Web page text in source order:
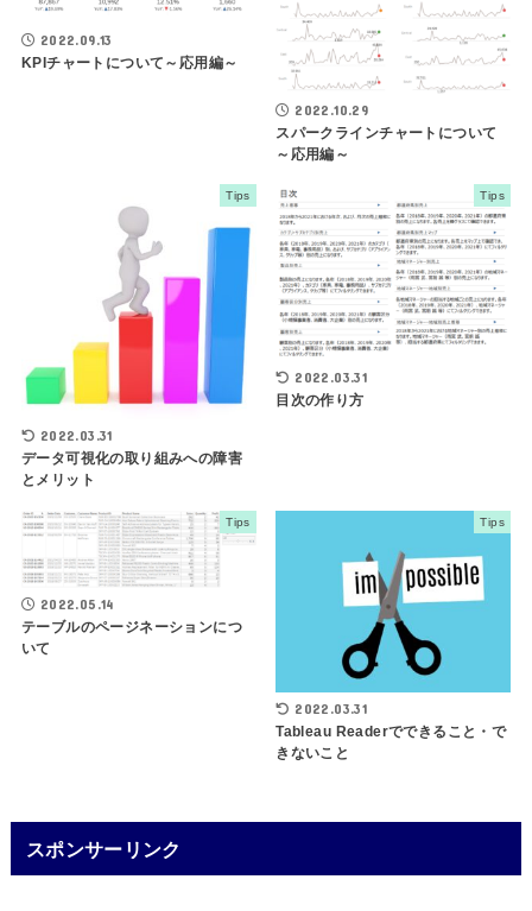
2022.09.13
KPIチャートについて～応用編～
2022.10.29
スパークラインチャートについて
～応用編～
Tips
2022.03.31
データ可視化の取り組みへの障害
とメリット
Tips
2022.03.31
目次の作り方
Tips
2022.05.14
テーブルのページネーションにつ
いて
Tips
2022.03.31
Tableau Readerでできること・で
きないこと
スポンサーリンク